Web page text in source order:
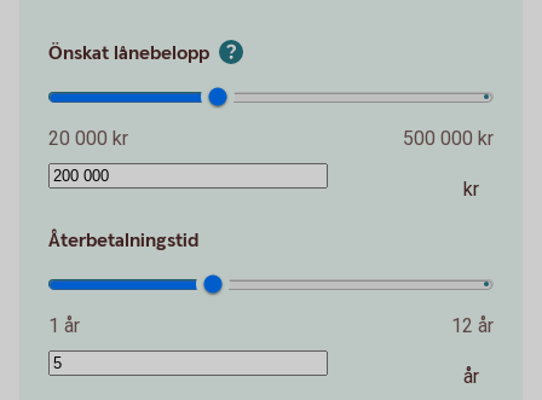
Önskat lånebelopp
20 000 kr 500 000 kr
kr
Återbetalningstid
1 år 12 år
år